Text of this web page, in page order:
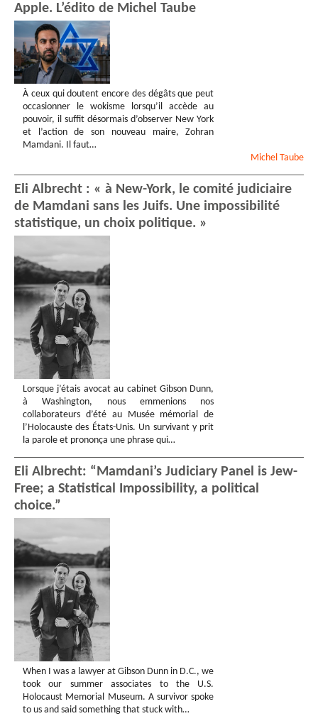
Apple. L’édito de Michel Taube
À ceux qui doutent encore des dégâts que peut
occasionner le wokisme lorsqu’il accède au
pouvoir, il suffit désormais d’observer New York
et l’action de son nouveau maire, Zohran
Mamdani. Il faut…
Michel Taube
Eli Albrecht : « à New-York, le comité judiciaire
de Mamdani sans les Juifs. Une impossibilité
statistique, un choix politique. »
Lorsque j’étais avocat au cabinet Gibson Dunn,
à Washington, nous emmenions nos
collaborateurs d’été au Musée mémorial de
l’Holocauste des États-Unis. Un survivant y prit
la parole et prononça une phrase qui…
Eli Albrecht: “Mamdani’s Judiciary Panel is Jew-
Free; a Statistical Impossibility, a political
choice.”
When I was a lawyer at Gibson Dunn in D.C., we
took our summer associates to the U.S.
Holocaust Memorial Museum. A survivor spoke
to us and said something that stuck with…